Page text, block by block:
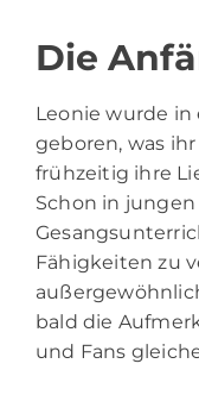
Die
Leonie wurde in
geboren, was
frühzeitig ihre
Schon in
Fähigkeiten zu
bald die
und Fans